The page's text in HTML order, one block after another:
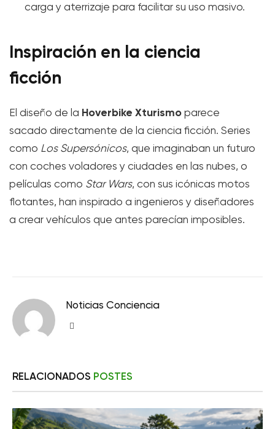
carga y aterrizaje para facilitar su uso masivo.
Inspiración en la ciencia
ficción
El diseño de la Hoverbike Xturismo parece
sacado directamente de la ciencia ficción. Series
como Los Supersónicos, que imaginaban un futuro
con coches voladores y ciudades en las nubes, o
películas como Star Wars, con sus icónicas motos
flotantes, han inspirado a ingenieros y diseñadores
a crear vehículos que antes parecían imposibles.
Noticias Conciencia
RELACIONADOS POSTES